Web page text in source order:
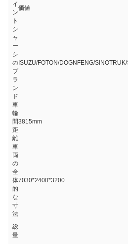
イ
ン
ト
価値
シ
ャ
ー
シ
の
ブ
ラ
ン
ド
ISUZU/FOTON/DOGNFENG/
車
輪
間
距
離
3815mm
車
両
の
全
体
的
な
寸
法
7030*2400*3200
総
量